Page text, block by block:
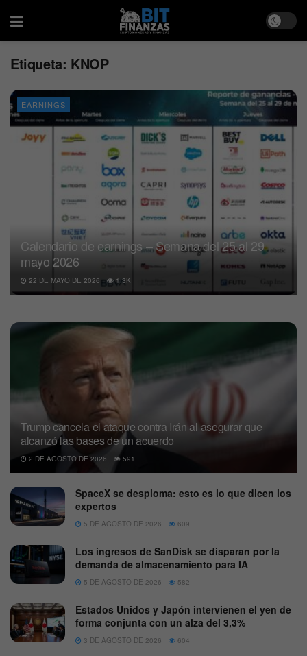
Etiqueta: KNOP
EARNINGS
Calendario de earnings – Semana del 25 al 29
mayo 2026
22 DE MAYO DE 2026 1.3K
Trump cancela el ataque contra Irán al asegurar que
alcanzó las bases de un acuerdo
2 DE AGOSTO DE 2026 591
SpaceX se desploma: esto es lo que dicen los
expertos
5 DE AGOSTO DE 2026 609
Los ingresos de SanDisk se disparan por la
demanda de almacenamiento para IA
5 DE AGOSTO DE 2026 582
Estados Unidos y Japón intervienen el yen de
forma conjunta con un alza del 3,3%
3 DE AGOSTO DE 2026 604